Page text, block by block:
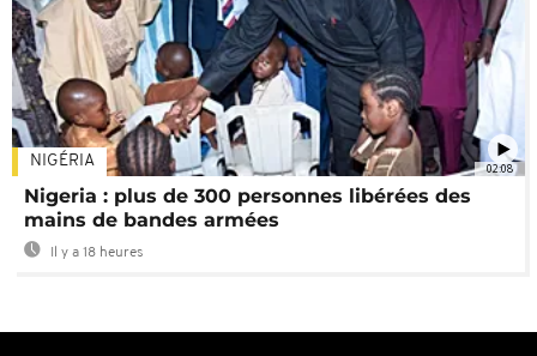
02:08
NIGÉRIA
Nigeria : plus de 300 personnes libérées des
mains de bandes armées
Il y a 18 heures